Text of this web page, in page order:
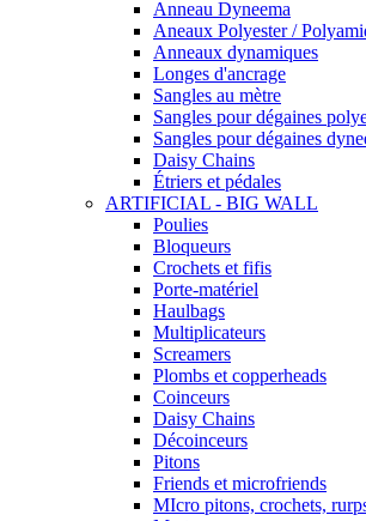
Anneau Dyneema
Aneaux Polyester /
Anneaux dynamiques
Longes d'ancrage
Sangles au mètre
Sangles pour dégaines
Sangles pour dégaines
Daisy Chains
Étriers et pédales
ARTIFICIAL - BIG WALL
Poulies
Bloqueurs
Crochets et fifis
Porte-matériel
Haulbags
Multiplicateurs
Screamers
Plombs et copperheads
Coinceurs
Daisy Chains
Décoinceurs
Pitons
Friends et microfriends
MIcro pitons, crochets,